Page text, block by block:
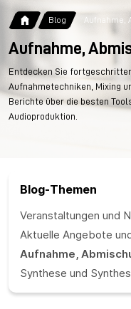
Blog Aufnahme,
Aufnahme,
Entdecken Sie
Aufnahmetechniken, Mixing
Berichte über die besten
Audioproduktion.
Blog-Themen
Veranstaltungen und
Aktuelle Angebote
Aufnahme,
Synthese und